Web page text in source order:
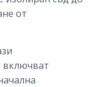
от
включват